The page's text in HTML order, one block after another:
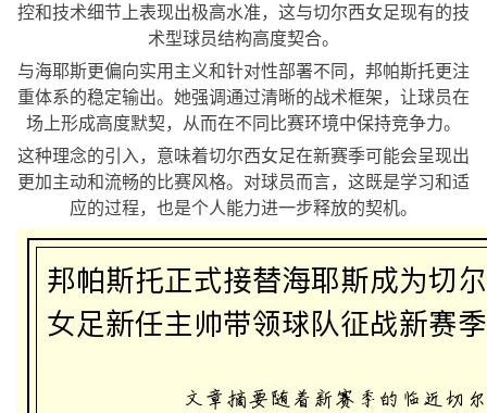
控和技术细节上表现出极高水准，这与切尔西女足现有的技
术型球员结构高度契合。
与海耶斯更偏向实用主义和针对性部署不同，邦帕斯托更注
重体系的稳定输出。她强调通过清晰的战术框架，让球员在
场上形成高度默契，从而在不同比赛环境中保持竞争力。
这种理念的引入，意味着切尔西女足在新赛季可能会呈现出
更加主动和流畅的比赛风格。对球员而言，这既是学习和适
应的过程，也是个人能力进一步释放的契机。